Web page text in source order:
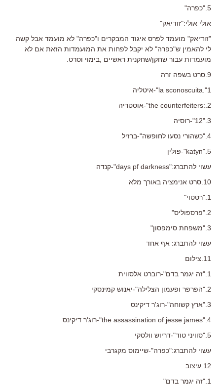
5."כפרה"
אולי אולי:"זודיאק"
"זודיאק" מועמד לפרס איגוד המבקרים ו"כפרה" לא מועמד אבל קשה
לי להאמין ש"כפרה" לא יקבל לפחות את המועמדות הזאת אם לא
מועמדות עבור שחקן/שחקנית ראשיים ,בימוי וסרט.
9.סרט בשפה זרה
1".la sconoscuita"-איטליה
2.:the counterfeiters"-אוסטריה
3."12"-רוסיה
4."כשהורי נסעו לחופשה"-ברזיל
5."katyn"-פולין
עשוי להתברג:"days pf darkness"-קנדה
10.סרט אנימציה באורך מלא
1."רטטוי"
2."פרספוליס"
3."משפחת סימפסון"
עשוי להתברג: אף אחד
11.צילום
1."זה יגמר בדם"-רוברט אלסווית
2."הפרפר ופעמון הצלילה"-יאנוש קמינסקי
3."ארץ קשוחה"-רוג'ר דיקינס
4."the assassination of jesse james"-רוג'ר דיקינס
5."סוויני טוד"-דריוש וולסקי
עשוי להתברג:"כפרה"-שיימוס מקגרבי
12.עיצוב
1."זה יגמר בדם"